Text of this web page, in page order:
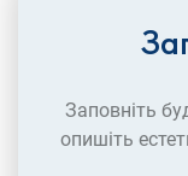
Заповніть
опишіть